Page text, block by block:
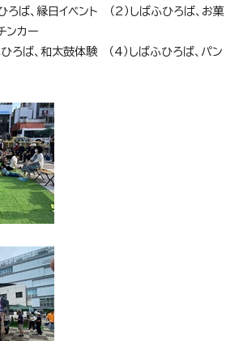
ひろば、縁日イベント （2）しばふひろば、お菓
ンカー
ば、和太鼓体験 （4）しばふひろば、パン